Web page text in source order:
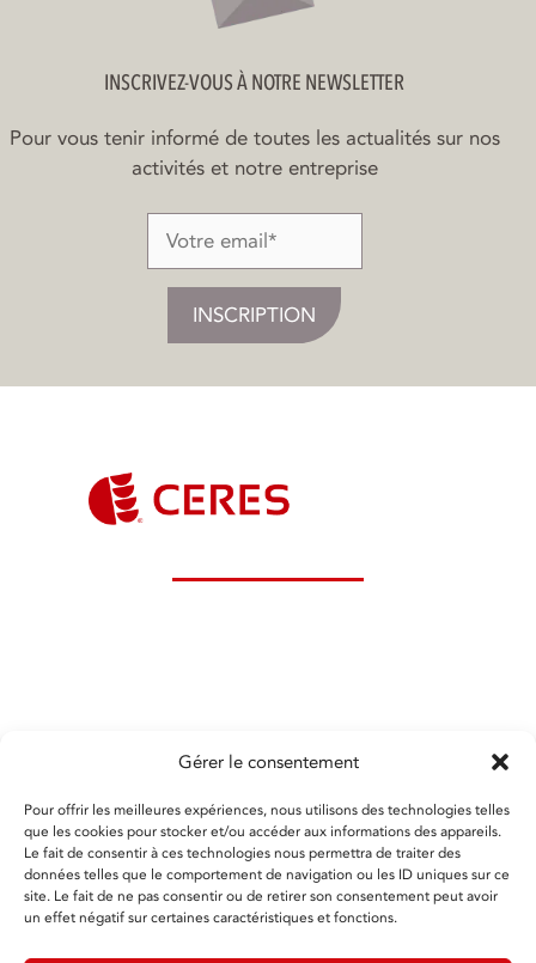
Gérer le consentement
Pour offrir les meilleures expériences, nous utilisons des technologies telles
que les cookies pour stocker et/ou accéder aux informations des appareils.
Le fait de consentir à ces technologies nous permettra de traiter des
données telles que le comportement de navigation ou les ID uniques sur ce
site. Le fait de ne pas consentir ou de retirer son consentement peut avoir
un effet négatif sur certaines caractéristiques et fonctions.
INSCRIVEZ-VOUS À NOTRE NEWSLETTER
Pour vous tenir informé de toutes les actualités sur nos
activités et notre entreprise
8H30 à 17H30
*En renseignant votre adresse email, vous acceptez de
recevoir les dernières nouvelles de CERES Groupe par
courrier électronique et vous prenez connaissance de
notre Politique de confidentialité. Vous pouvez vous
désinscrire à tout moment à l’aide des liens de